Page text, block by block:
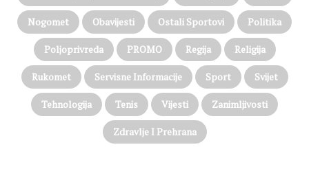
Nogomet Obavijesti Ostali Sportovi Politika
Poljoprivreda PROMO Regija Religija
Rukomet Servisne Informacije Sport Svijet
Tehnologija Tenis Vijesti Zanimljivosti
Zdravlje I Prehrana